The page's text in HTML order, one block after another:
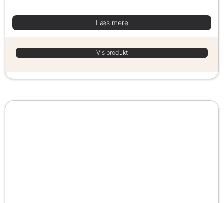
Læs mere
Vis produkt